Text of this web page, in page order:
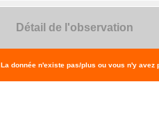
Détail de l'observation
La donnée n'existe pas/plus ou vous n'y avez